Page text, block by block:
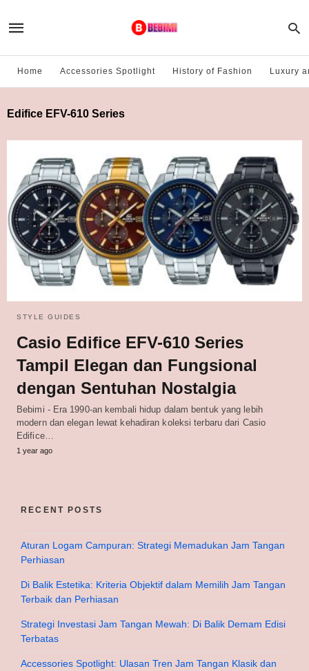
Home Accessories Spotlight History of Fashion Luxury
Edifice EFV-610 Series
STYLE GUIDES
Casio Edifice EFV-610 Series
Tampil Elegan dan Fungsional
dengan Sentuhan Nostalgia
Bebimi - Era 1990-an kembali hidup dalam bentuk yang lebih
modern dan elegan lewat kehadiran koleksi terbaru dari Casio
Edifice…
1 year ago
RECENT POSTS
Aturan Logam Campuran: Strategi Memadukan Jam Tangan
Perhiasan
Di Balik Estetika: Kriteria Objektif dalam Memilih Jam Tangan
Terbaik dan Perhiasan
Strategi Investasi Jam Tangan Mewah: Di Balik Demam Edisi
Terbatas
Accessories Spotlight: Ulasan Tren Jam Tangan Klasik dan